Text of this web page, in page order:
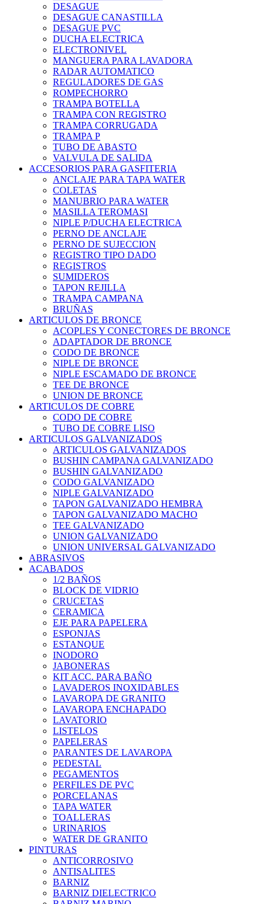
DESAGUE
DESAGUE CANASTILLA
DESAGUE PVC
DUCHA ELECTRICA
ELECTRONIVEL
MANGUERA PARA LAVADORA
RADAR AUTOMATICO
REGULADORES DE GAS
ROMPECHORRO
TRAMPA BOTELLA
TRAMPA CON REGISTRO
TRAMPA CORRUGADA
TRAMPA P
TUBO DE ABASTO
VALVULA DE SALIDA
ACCESORIOS PARA GASFITERIA
ANCLAJE PARA TAPA WATER
COLETAS
MANUBRIO PARA WATER
MASILLA TEROMASI
NIPLE P/DUCHA ELECTRICA
PERNO DE ANCLAJE
PERNO DE SUJECCION
REGISTRO TIPO DADO
REGISTROS
SUMIDEROS
TAPON REJILLA
TRAMPA CAMPANA
BRUÑAS
ARTICULOS DE BRONCE
ACOPLES Y CONECTORES DE BRONCE
ADAPTADOR DE BRONCE
CODO DE BRONCE
NIPLE DE BRONCE
NIPLE ESCAMADO DE BRONCE
TEE DE BRONCE
UNION DE BRONCE
ARTICULOS DE COBRE
CODO DE COBRE
TUBO DE COBRE LISO
ARTICULOS GALVANIZADOS
ARTICULOS GALVANIZADOS
BUSHIN CAMPANA GALVANIZADO
BUSHIN GALVANIZADO
CODO GALVANIZADO
NIPLE GALVANIZADO
TAPON GALVANIZADO HEMBRA
TAPON GALVANIZADO MACHO
TEE GALVANIZADO
UNION GALVANIZADO
UNION UNIVERSAL GALVANIZADO
ABRASIVOS
ACABADOS
1/2 BAÑOS
BLOCK DE VIDRIO
CRUCETAS
CERAMICA
EJE PARA PAPELERA
ESPONJAS
ESTANQUE
INODORO
JABONERAS
KIT ACC. PARA BAÑO
LAVADEROS INOXIDABLES
LAVAROPA DE GRANITO
LAVAROPA ENCHAPADO
LAVATORIO
LISTELOS
PAPELERAS
PARANTES DE LAVAROPA
PEDESTAL
PEGAMENTOS
PERFILES DE PVC
PORCELANAS
TAPA WATER
TOALLERAS
URINARIOS
WATER DE GRANITO
PINTURAS
ANTICORROSIVO
ANTISALITES
BARNIZ
BARNIZ DIELECTRICO